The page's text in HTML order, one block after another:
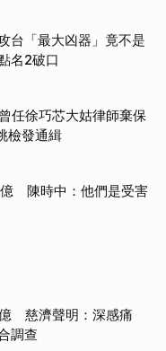
台「最大凶器」竟不是
名2破口
任徐巧芯大姑律師棄保
檢發通緝
陳時中：他們是受害
慈濟聲明：深感痛
調查